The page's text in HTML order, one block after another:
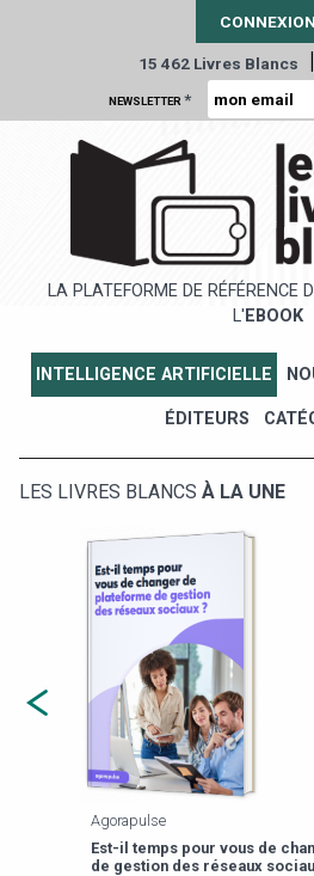
CONNEXION
15 462 Livres Blancs |
NEWSLETTER *
LA PLATEFORME DE RÉFÉRENCE
L' EBOOK
INTELLIGENCE ARTIFICIELLE
ÉDITEURS
LES LIVRES BLANCS À LA UNE
Agorapulse
Est-il temps pour vous de
de gestion des réseaux